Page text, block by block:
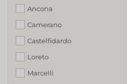
Ancona
Camerano
Castelfidardo
Loreto
Marcelli